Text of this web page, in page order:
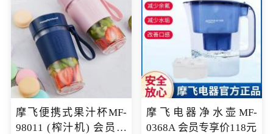
摩飞便携式果汁杯MF-
98011 (榨汁机) 会员专
摩飞电器净水壶MF-
0368A 会员专享价118元